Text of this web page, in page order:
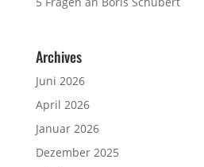
Archives
Juni 2026
April 2026
Januar 2026
Dezember 2025